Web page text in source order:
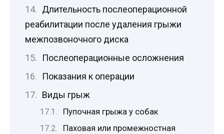
Длительность послеоперационной
реабилитации после удаления грыжи
межпозвоночного диска
Послеоперационные осложнения
Показания к операции
Виды грыж
Пупочная грыжа у собак
Паховая или промежностная